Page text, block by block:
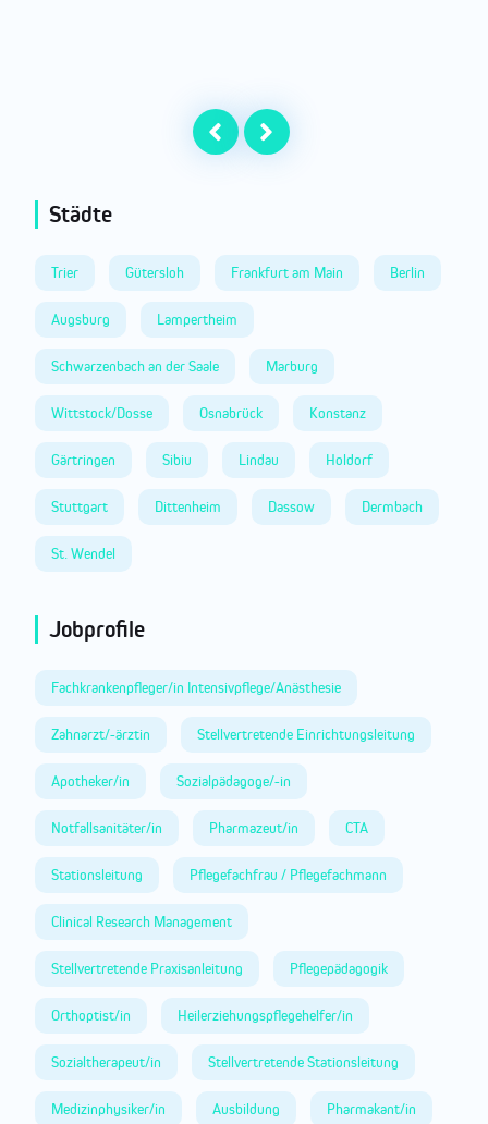
Städte
Trier Gütersloh Frankfurt am Main Berlin
Augsburg Lampertheim
Schwarzenbach an der Saale Marburg
Wittstock/Dosse Osnabrück Konstanz
Gärtringen Sibiu Lindau Holdorf
Stuttgart Dittenheim Dassow Dermbach
St. Wendel
Jobprofile
Fachkrankenpfleger/in Intensivpflege/Anästhesie
Zahnarzt/-ärztin Stellvertretende Einrichtungsleitung
Apotheker/in Sozialpädagoge/-in
Notfallsanitäter/in Pharmazeut/in CTA
Stationsleitung Pflegefachfrau / Pflegefachmann
Clinical Research Management
Stellvertretende Praxisanleitung Pflegepädagogik
Orthoptist/in Heilerziehungspflegehelfer/in
Sozialtherapeut/in Stellvertretende Stationsleitung
Medizinphysiker/in Ausbildung Pharmakant/in